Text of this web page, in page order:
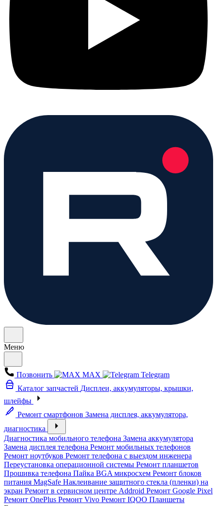
Меню
Позвонить MAX
Telegram
Каталог запчастей Дисплеи, аккумуляторы, крышки,
шлейфы
Ремонт смартфонов Замена дисплея, аккумулятора,
диагностика
Диагностика мобильного телефона Замена аккумулятора
Замена дисплея телефона Ремонт мобильных телефонов
Ремонт ноутбуков Ремонт телефона с выездом инженера
Переустановка операционной системы Ремонт планшетов
Прошивка телефона Пайка BGA микросхем Ремонт блоков
питания MagSafe Наклеивание защитного стекла (пленки) на
экран Ремонт в сервисном центре Addroid Ремонт Google Pixel
Ремонт OnePlus Ремонт Vivo Ремонт IQOO Планшеты